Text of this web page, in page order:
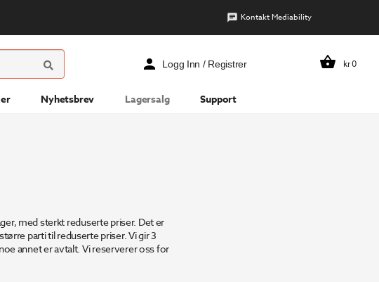
Kontakt Mediability
Logg Inn / Registrer kr0
Nyhetsbrev Lagersalg Support
med sterkt reduserte priser. Det er
parti til reduserte priser. Vi gir 3
annet er avtalt. Vi reserverer oss for